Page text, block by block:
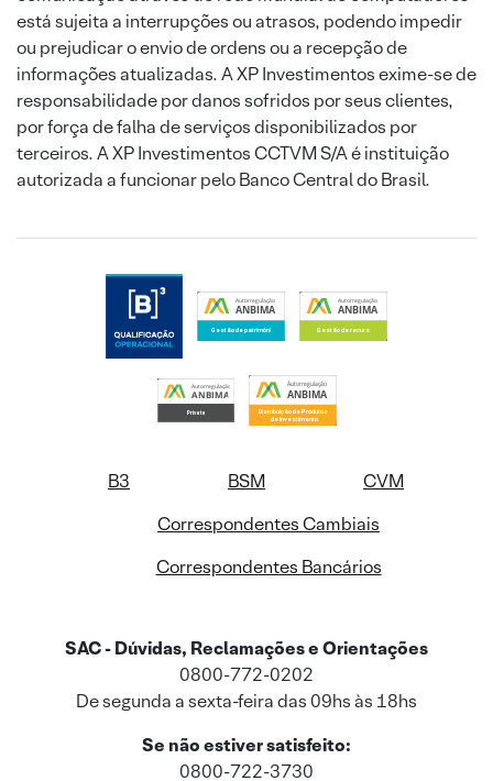
está sujeita a interrupções ou atrasos, podendo impedir
ou prejudicar o envio de ordens ou a recepção de
informações atualizadas. A XP Investimentos exime-se de
responsabilidade por danos sofridos por seus clientes,
por força de falha de serviços disponibilizados por
terceiros. A XP Investimentos CCTVM S/A é instituição
autorizada a funcionar pelo Banco Central do Brasil.
B3 BSM
CVM
Correspondentes Cambiais
Correspondentes Bancários
SAC - Dúvidas, Reclamações e Orientações
0800-772-0202
De segunda a sexta-feira das 09hs às 18hs
Se não estiver satisfeito:
0800-722-3730